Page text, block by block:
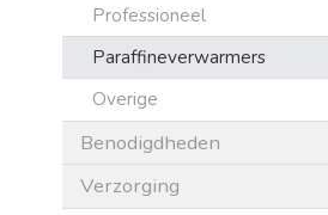
Professioneel
Paraffineverwarmers
Overige
Benodigdheden
Verzorging